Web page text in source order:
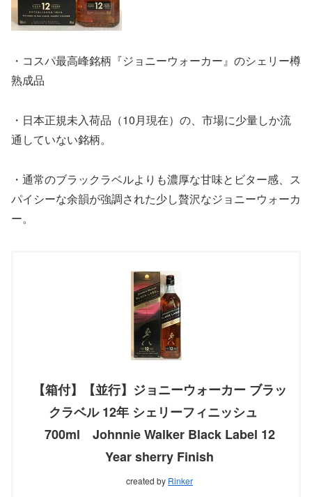
・コスパ最高峰銘柄『ジョニーウォーカー』のシェリー樽
熟成品
・日本正規未入荷品（10月現在）の、市場に少量しか流
通していない銘柄。
・通常のブラックラベルよりも濃厚な甘味とビター感、ス
パイシーな余韻が強調された少し贅沢なジョニーウォーカ
ー。
【箱付】【並行】ジョニーウォーカー ブラッ
クラベル 12年 シェリーフィニッシュ
700ml Johnnie Walker Black Label 12
Year sherry Finish
created by Rinker